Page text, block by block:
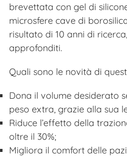
brevettata con gel di
microsfere cave di
risultato di 10 anni di
approfonditi.
Quali sono le novità di
Dona il volume desiderato
peso extra, grazie alla sua
Riduce l’effetto della
oltre il 30%;
Migliora il comfort delle